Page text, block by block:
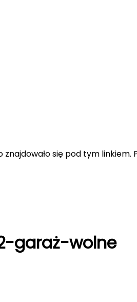
się pod tym linkiem.
garaż-wolne